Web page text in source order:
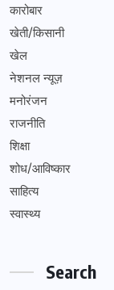
कारोबार
खेती/किसानी
खेल
नेशनल न्यूज़
मनोरंजन
राजनीति
शिक्षा
शोध/आविष्कार
साहित्य
स्वास्थ्य
Search